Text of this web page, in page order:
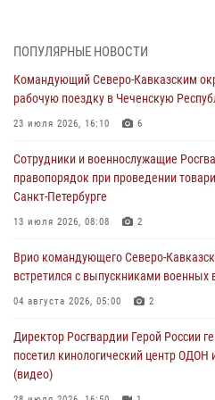
Представители ФСБ России по
Кузнецова
07 августа 2026, 12:00
Смольного собора в Санкт-
07 августа 2026, 11:34
В Курске росгвардейцы провели
07 августа 2026, 11:33
Рэпер ST посетил раненых
07 августа 2026, 11:18
ПОПУЛЯРНЫЕ НОВОСТИ
Командующий Северо-Кавказским
рабочую поездку в Чеченскую
23 июля 2026, 16:10 6
Сотрудники и военнослужащие
правопорядок при проведении
Санкт-Петербурге
13 июля 2026, 08:08 2
Врио командующего Северо-
встретился с выпускниками военных
04 августа 2026, 05:00 2
Директор Росгвардии Герой России
посетил кинологический центр
(видео)